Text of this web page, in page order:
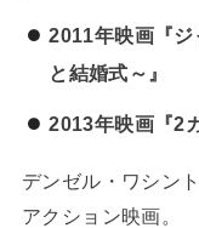
2011年映画『ジ
と結婚式～』
2013年映画『2
デンゼル・ワシン
アクション映画。